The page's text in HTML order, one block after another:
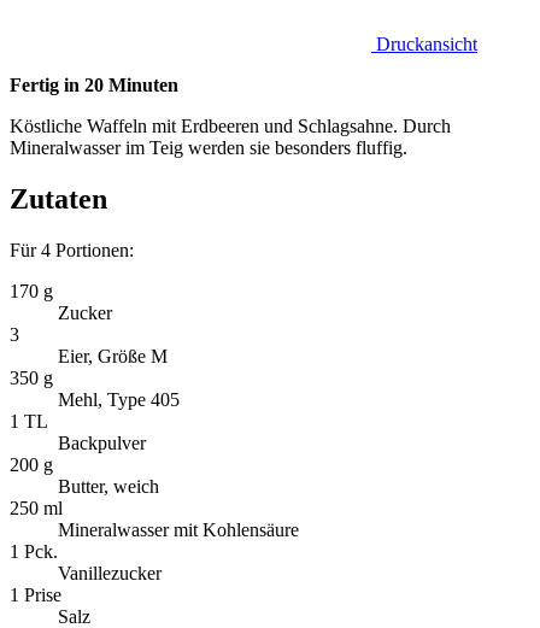
Druckansicht
Fertig in 20 Minuten
Köstliche Waffeln mit Erdbeeren und Schlagsahne. Durch
Mineralwasser im Teig werden sie besonders fluffig.
Zutaten
Für 4 Portionen:
170 g
Zucker
3
Eier, Größe M
350 g
Mehl, Type 405
1 TL
Backpulver
200 g
Butter, weich
250 ml
Mineralwasser mit Kohlensäure
1 Pck.
Vanillezucker
1 Prise
Salz